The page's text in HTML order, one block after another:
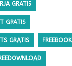
GRATIS
GRATIS
GRATIS FREEBOOK